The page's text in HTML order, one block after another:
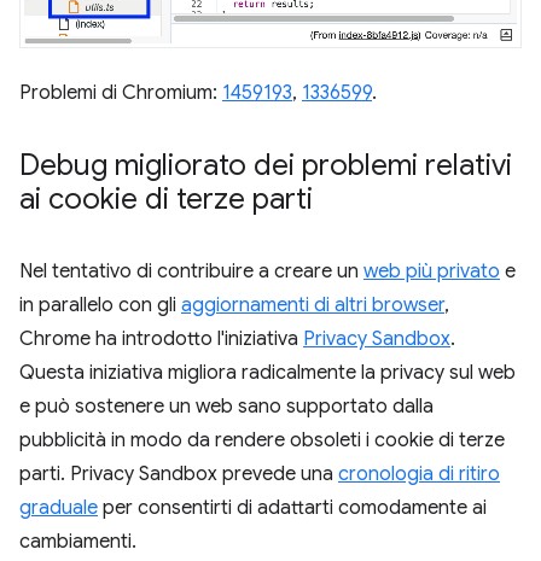
Problemi di Chromium: 1459193, 1336599.
Debug migliorato dei problemi relativi
ai cookie di terze parti
Nel tentativo di contribuire a creare un web più privato e
in parallelo con gli aggiornamenti di altri browser,
Chrome ha introdotto l'iniziativa Privacy Sandbox.
Questa iniziativa migliora radicalmente la privacy sul web
e può sostenere un web sano supportato dalla
pubblicità in modo da rendere obsoleti i cookie di terze
parti. Privacy Sandbox prevede una cronologia di ritiro
graduale per consentirti di adattarti comodamente ai
cambiamenti.